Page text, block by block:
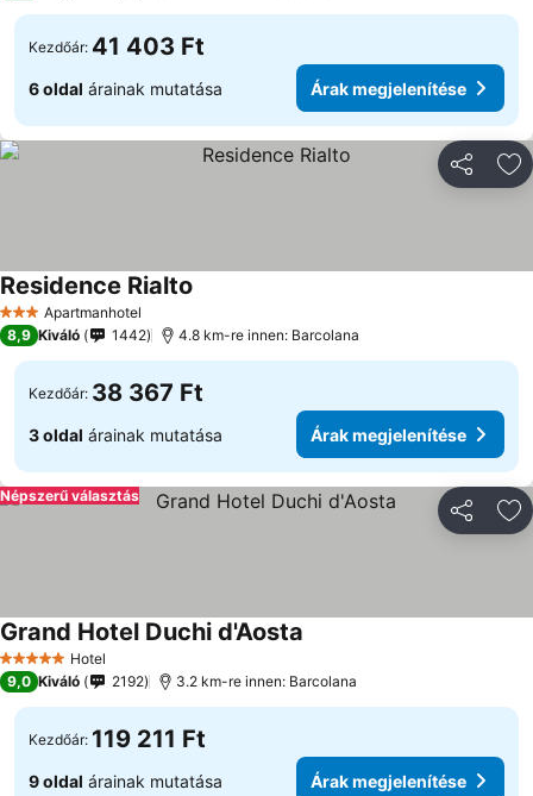
Kezdőár: 41 403 Ft
6 oldal árainak mutatása Árak megjelenítése
3 KategóriaApartmanhotel
Residence Rialto
8,9 Kiváló 1442 4.8 km-re innen: Barcolana
Kezdőár: 38 367 Ft
3 oldal árainak mutatása Árak megjelenítése
Népszerű választás
5 KategóriaHotel
Grand Hotel Duchi d'Aosta
9,0 Kiváló 2192 3.2 km-re innen: Barcolana
Kezdőár: 119 211 Ft
9 oldal árainak mutatása Árak megjelenítése